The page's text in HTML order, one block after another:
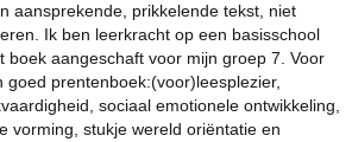
aansprekende, prikkelende tekst, niet
Ik ben leerkracht op een basisschool
boek aangeschaft voor mijn groep 7. Voor
goed prentenboek:(voor)leesplezier,
sociaal emotionele ontwikkeling,
vorming, stukje wereld oriëntatie en